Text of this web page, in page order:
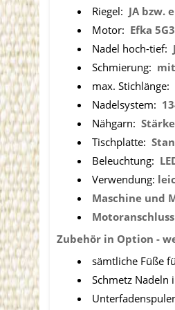
Riegel: JA bzw.
Motor: Efka
Nadel hoch-tief:
Schmierung:
max. Stichlänge:
Nadelsystem:
Nähgarn:
Tischplatte:
Beleuchtung:
Verwendung:
Maschine und
Zubehör in Option -
sämtliche Füße
Schmetz Nadeln